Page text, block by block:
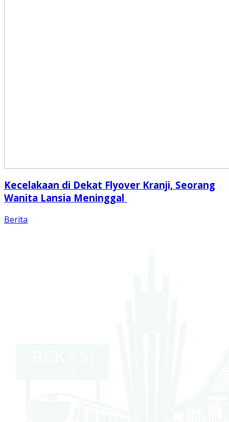
Kecelakaan di Dekat Flyover Kranji, Seorang
Wanita Lansia Meninggal
Berita